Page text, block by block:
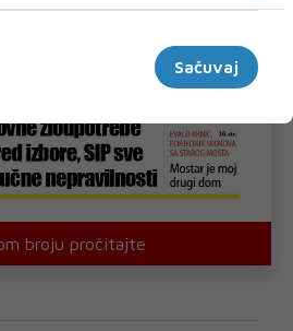
broju pročitajte
Sačuvaj